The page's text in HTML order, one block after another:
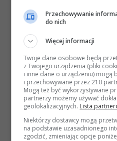
Przechowywanie
do nich
Więcej informacji
Twoje dane osobowe będą
z Twojego urządzenia (pliki
i inne dane o urządzeniu) mogą
i przechowywane przez 210
Mogą też być wykorzystywane
partnerzy możemy używać
geolokalizacyjnych. Lista
Niektórzy dostawcy mogą
na podstawie uzasadnionego
zgodzić, zmieniając opcje